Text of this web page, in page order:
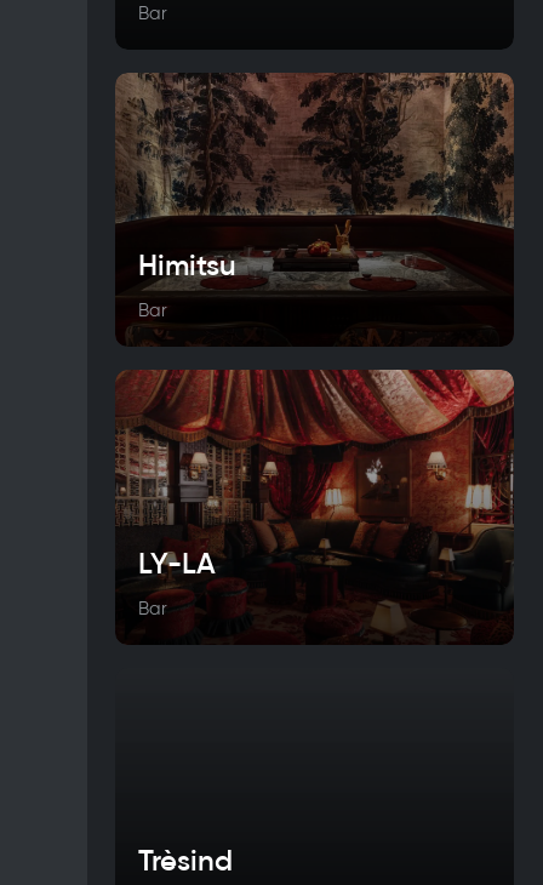
Bar
Himitsu
Bar
LY-LA
Bar
Trèsind